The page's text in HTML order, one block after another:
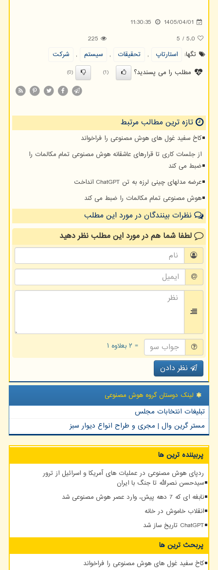
1405/04/01
11:30:35
5.0
/
5
225
تگها:
استارتاپ , تحقیقات , سیستم ,
شركت
مطلب را می پسندید؟
(1)
(0)
تازه ترین مطالب مرتبط
کاخ سفید غول های هوش مصنوعی را فراخواند
از جلسات کاری تا قرارهای عاشقانه هوش مصنوعی تمام مکالمات را
ضبط می کند
عرضه مدلهای چینی لرزه به تن ChatGPT انداخت
هوش مصنوعی تمام مکالمات را ضبط می کند
نظرات بینندگان در مورد این مطلب
لطفا شما همدر مورد این مطلبنظر دهید
= ۲ بعلاوه ۱
نظر دادن
لینک دوستان گروه هوش مصنوعی
تبلیغات انتخابات مجلس
مستر گرین وال | مجری و طراح انواع دیوار سبز
پربیننده ترین ها
ردپای هوش مصنوعی در عملیات های آمریکا و اسرائیل از ترور
سیدحسن نصرالله تا جنگ با ایران
نابغه ای که 7 دهه پیش، وارد عصر هوش مصنوعی شد
انقلاب خاموش در خانه
ChatGPT تاریخ ساز شد
پربحث ترین ها
کاخ سفید غول های هوش مصنوعی را فراخواند